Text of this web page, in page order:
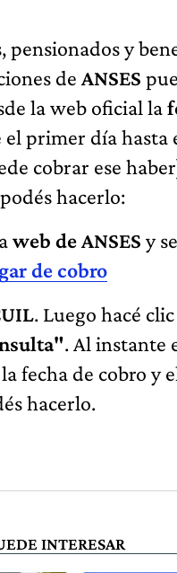
pensionados y
de ANSES
la web oficial la
el primer día hasta
cobrar ese
hacerlo:
web de ANSES y
de cobro
. Luego hacé
. Al instante
fecha de cobro y
hacerlo.
INTERESAR